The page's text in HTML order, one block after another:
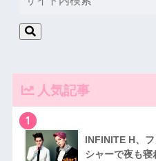
人気記事
1
INFINITE H、
シャーで夜も寝